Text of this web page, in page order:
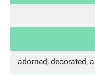
adorned, decorated,